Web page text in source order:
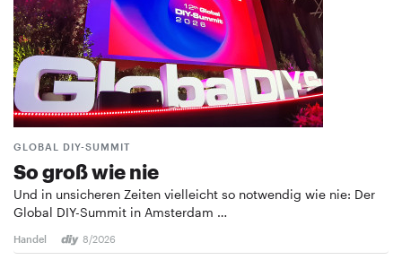
GLOBAL DIY-SUMMIT
So groß wie nie
Und in unsicheren Zeiten vielleicht so notwendig wie nie: Der
Global DIY-Summit in Amsterdam …
Handel 8/2026